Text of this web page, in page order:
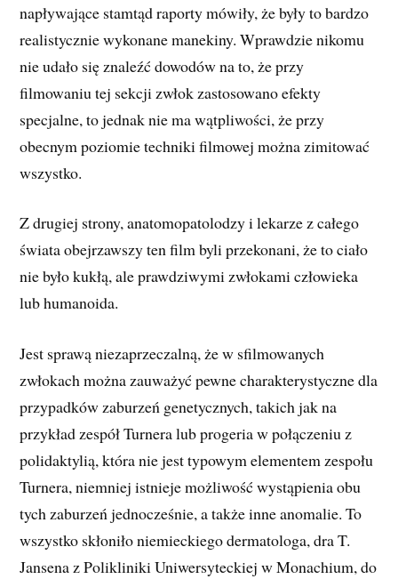
napływające stamtąd raporty mówiły, że były to bardzo
realistycznie wykonane manekiny. Wprawdzie nikomu
nie udało się znaleźć dowodów na to, że przy
filmowaniu tej sekcji zwłok zastosowano efekty
specjalne, to jednak nie ma wątpliwości, że przy
obecnym poziomie techniki filmowej można zimitować
wszystko.
Z drugiej strony, anatomopatolodzy i lekarze z całego
świata obejrzawszy ten film byli przekonani, że to ciało
nie było kukłą, ale prawdziwymi zwłokami człowieka
lub humanoida.
Jest sprawą niezaprzeczalną, że w sfilmowanych
zwłokach można zauważyć pewne charakterystyczne dla
przypadków zaburzeń genetycznych, takich jak na
przykład zespół Turnera lub progeria w połączeniu z
polidaktylią, która nie jest typowym elementem zespołu
Turnera, niemniej istnieje możliwość wystąpienia obu
tych zaburzeń jednocześnie, a także inne anomalie. To
wszystko skłoniło niemieckiego dermatologa, dra T.
Jansena z Polikliniki Uniwersyteckiej w Monachium, do